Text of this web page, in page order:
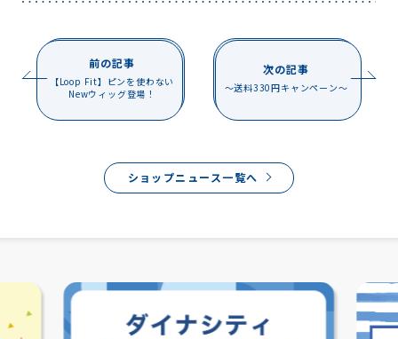
前の記事
【Loop Fit】ピンを使わない
Newウィッグ登場！
次の記事
〜送料330円キャンペーン〜
ショップニュース一覧へ